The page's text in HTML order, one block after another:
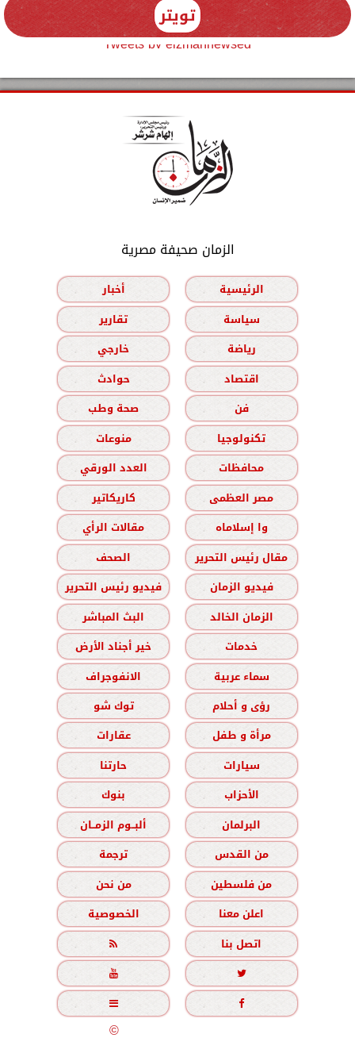
تويتر
Tweets by elzmannewseg
الزمان صحيفة مصرية
الرئيسية
أخبار
سياسة
تقارير
رياضة
خارجي
اقتصاد
حوادث
فن
صحة وطب
تكنولوجيا
منوعات
محافظات
العدد الورقي
مصر العظمى
كاريكاتير
وا إسلاماه
مقالات الرأي
مقال رئيس التحرير
الصحف
فيديو الزمان
فيديو رئيس التحرير
الزمان الخالد
البث المباشر
خدمات
خير أجناد الأرض
سماء عربية
الانفوجراف
رؤى و أحلام
توك شو
مرأة و طفل
عقارات
سيارات
حارتنا
الأحزاب
بنوك
البرلمان
ألبــوم الزمــان
من القدس
ترجمة
من فلسطين
من نحن
اعلن معنا
الخصوصية
اتصل بنا





جميع الحقوق محفوظة©